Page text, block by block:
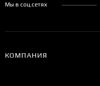
Мы в соц.сетях
КОМПАНИЯ